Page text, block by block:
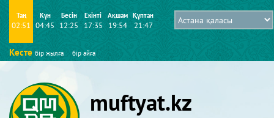
Таң
02:51
Күн
04:45
Бесін
12:25
Екінті
17:35
Ақшам
19:54
Құптан
21:47
Кесте бір жылға бір айға
muftyat.kz